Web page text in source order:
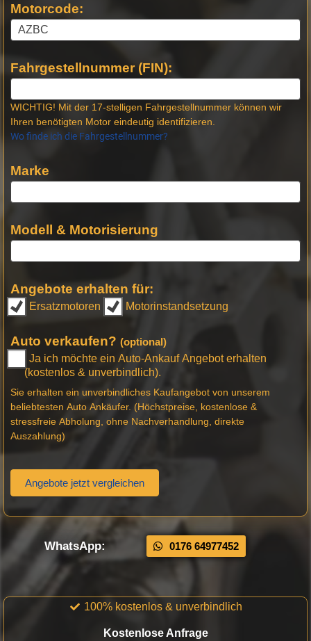
Motorcode:
Fahrgestellnummer (FIN):
WICHTIG! Mit der 17-stelligen Fahrgestellnummer können wir
Ihren benötigten Motor eindeutig identifizieren.
Wo finde ich die Fahrgestellnummer?
Marke
Modell & Motorisierung
Angebote erhalten für:
Ersatzmotoren Motorinstandsetzung
Auto verkaufen? (optional)
Ja ich möchte ein Auto-Ankauf Angebot erhalten
(kostenlos & unverbindlich).
Sie erhalten ein unverbindliches Kaufangebot von unserem
beliebtesten Auto Ankäufer. (Höchstpreise, kostenlose &
stressfreie Abholung, ohne Nachverhandlung, direkte
Auszahlung)
Angebote jetzt vergleichen
WhatsApp: 0176 64977452
100% kostenlos & unverbindlich
Kostenlose Anfrage